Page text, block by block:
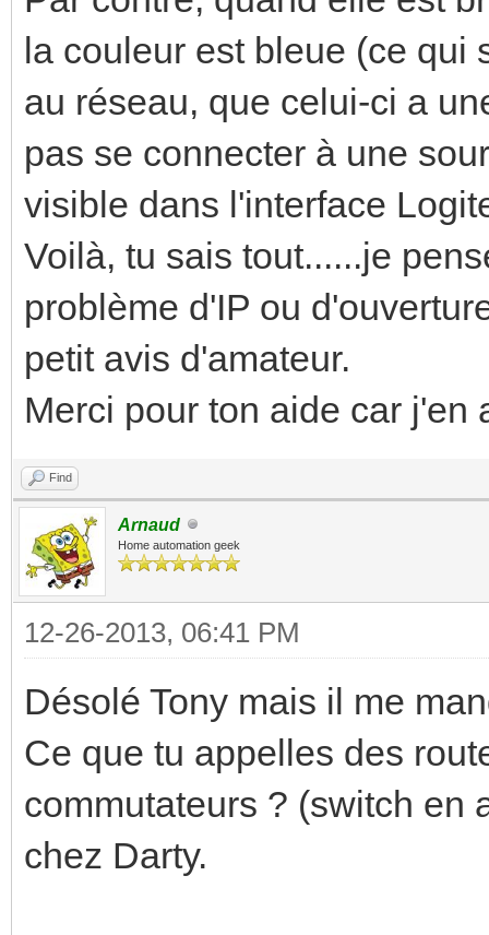
la couleur est bleue (ce qui
au réseau, que celui-ci a
pas se connecter à une
visible dans l'interface
Voilà, tu sais tout......je
problème d'IP ou
petit avis d'amateur.
Merci pour ton aide car j'en
Find
Arnaud
Home automation geek
12-26-2013, 06:41 PM
Désolé Tony mais il me
Ce que tu appelles des
commutateurs ? (switch en
chez Darty.